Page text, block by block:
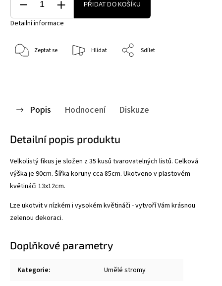
PŘIDAT DO KOŠÍKU
Detailní informace
Zeptat se Hlídat Sdílet
Popis Hodnocení Diskuze
Detailní popis produktu
Velkolistý fikus je složen z 35 kusů tvarovatelných listů. Celková
výška je 90cm. Šířka koruny cca 85cm. Ukotveno v plastovém
květináči 13x12cm.
Lze ukotvit v nízkém i vysokém květináči - vytvoří Vám krásnou
zelenou dekoraci.
Doplňkové parametry
Kategorie: Umělé stromy